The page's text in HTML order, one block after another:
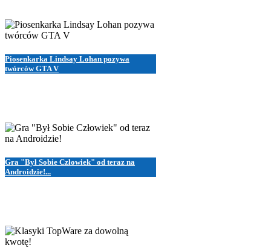
Piosenkarka Lindsay Lohan pozywa
twórców GTA V
Gra "Był Sobie Człowiek" od teraz na
Androidzie!...